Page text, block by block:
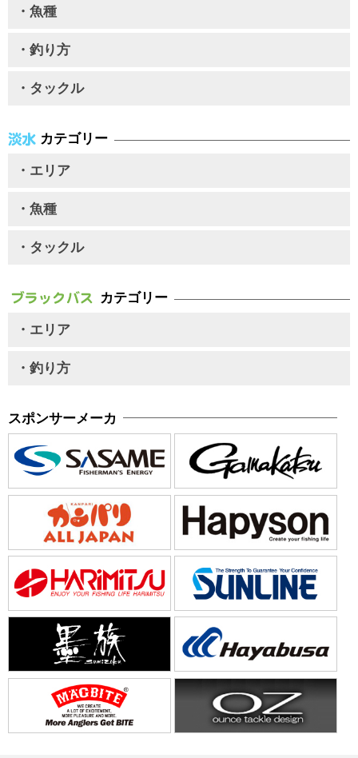
・魚種
・釣り方
・タックル
カテゴリー
・エリア
・魚種
・タックル
カテゴリー
・エリア
・釣り方
スポンサーメーカ